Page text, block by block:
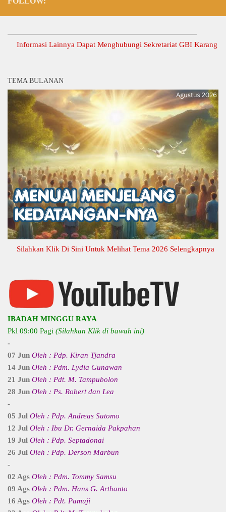
Lainnya Dapat Menghubungi Sekretariat GBI Karang Anyar.
TEMA BULANAN
Klik Di Sini Untuk Melihat Tema 2026 Selengkapnya
IBADAH MINGGU RAYA
Pkl 09:00 Pagi (Silahkan Klik di bawah ini)
-
07 Jun Oleh : Pdp. Kiran Tjandra
14 Jun Oleh : Pdm. Lydia Gunawan
21 Jun Oleh : Pdt. M. Tampubolon
28 Jun Oleh : Ps. Robert dan Lea
-
05 Jul Oleh : Pdp. Andreas Sutomo
12 Jul Oleh : Ibu Dr. Gernaida Pakpahan
19 Jul Oleh : Pdp. Septadonai
26 Jul Oleh : Pdp. Derson Marbun
-
02 Ags Oleh : Pdm. Tommy Samsu
09 Ags Oleh : Pdm. Hans G. Arthanto
16 Ags Oleh : Pdt. Pamuji